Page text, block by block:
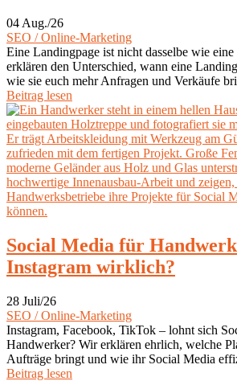
04 Aug./26
SEO / Online-Marketing
Eine Landingpage ist nicht dasselbe wie
erklären den Unterschied, wann eine
wie sie euch mehr Anfragen und Verkäufe
Beitrag lesen
Social Media für
Instagram wirklich?
28 Juli/26
SEO / Online-Marketing
Instagram, Facebook, TikTok – lohnt sich
Handwerker? Wir erklären ehrlich, welche
Aufträge bringt und wie ihr Social Media
Beitrag lesen